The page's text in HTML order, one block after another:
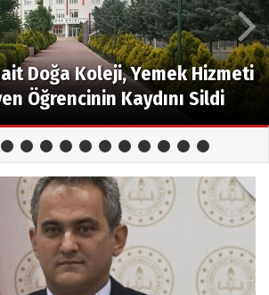
Doğa Koleji, Yemek Hizmeti
Öğrencinin Kaydını Sildi